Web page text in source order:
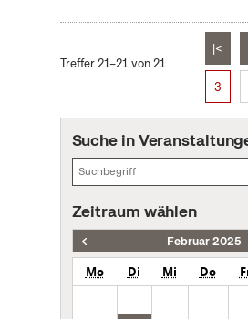
Treffer 21–21 von 21
|<
3
Suche in
Zeitraum wählen
Februar 2025
Mo Di Mi Do